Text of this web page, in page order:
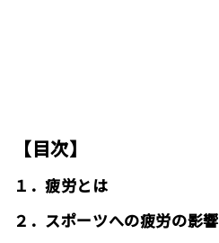
【目次】
１．疲労とは
２．スポーツへの疲労の影響